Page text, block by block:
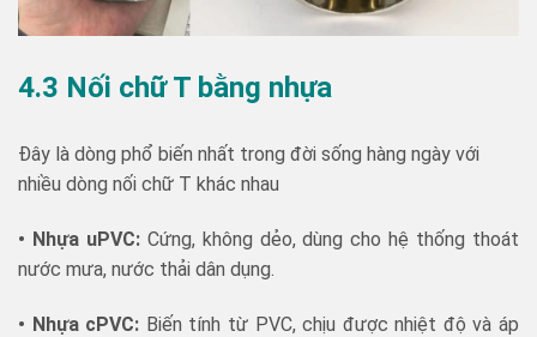
4.3 Nối chữ T bằng nhựa
Đây là dòng phổ biến nhất trong đời sống hàng ngày với
nhiều dòng nối chữ T khác nhau
• Nhựa uPVC:Cứng, không dẻo, dùng cho hệ thống thoát
nước mưa, nước thải dân dụng.
• Nhựa cPVC: Biến tính từ PVC, chịu được nhiệt độ và áp